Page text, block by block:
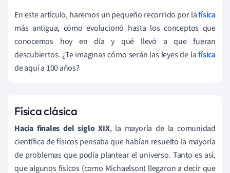
En este artículo, haremos un pequeño recorrido por lafísica
más antigua, cómo evolucionó hasta los conceptos que
conocemos hoy en día y qué llevó a que fueran
descubiertos. ¿Te imaginas cómo serán las leyes de lafísica
de aquí a 100 años?
Física clásica
Hacia finales del siglo XIX, la mayoría de la comunidad
científica de físicos pensaba que habían resuelto la mayoría
de problemas que podía plantear el universo. Tanto es así,
que algunos físicos (como Michaelson) llegaron a decir que